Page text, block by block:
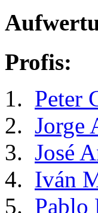
Profis:
Peter
Jorge
José
Iván
Pablo